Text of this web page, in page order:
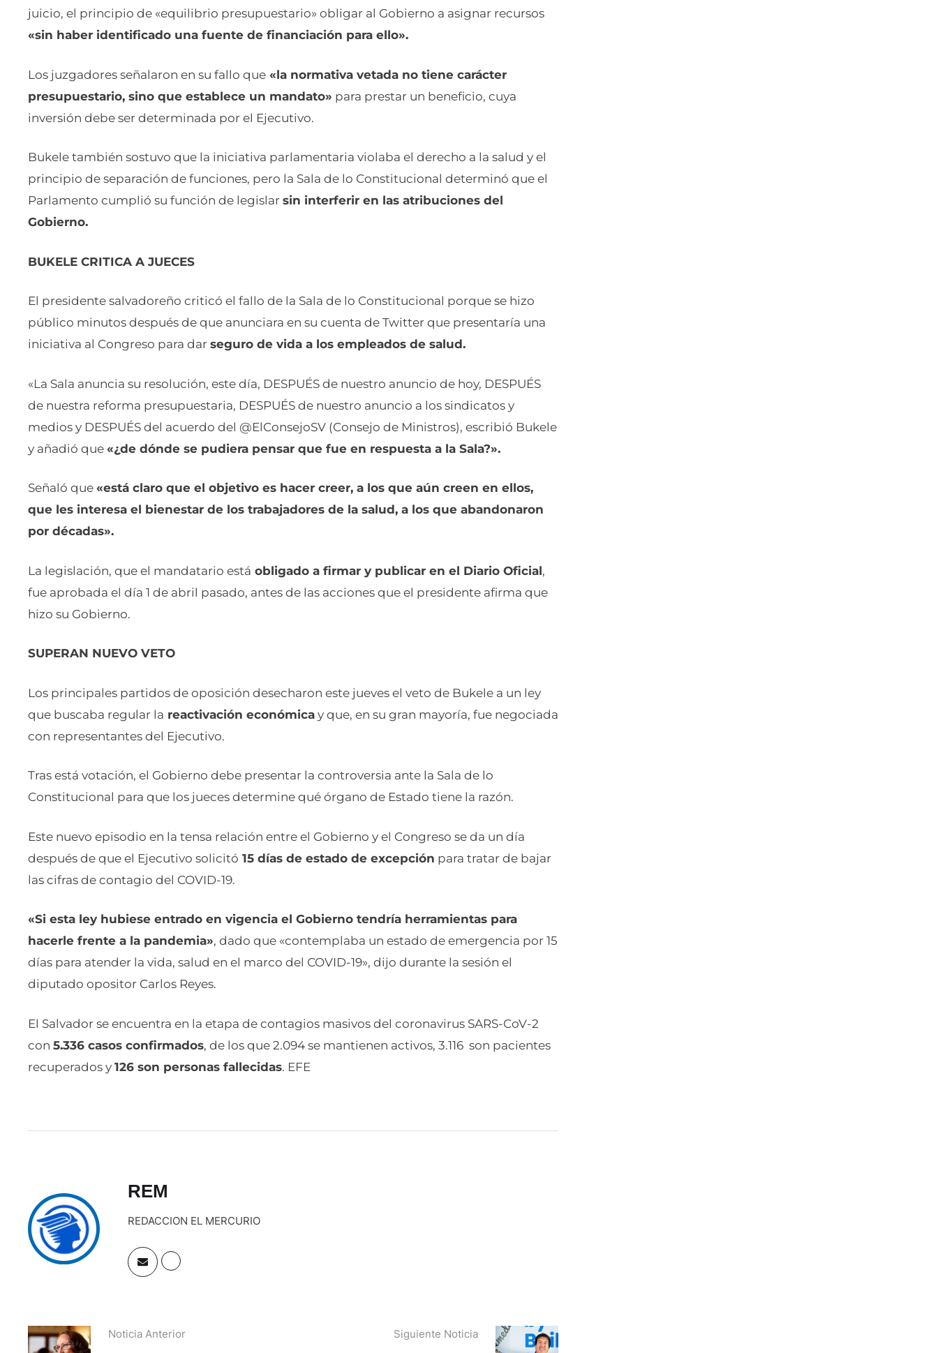
juicio, el principio de «equilibrio presupuestario» obligar al Gobierno a asignar recursos
«sin haber identificado una fuente de financiación para ello».
Los juzgadores señalaron en su fallo que «la normativa vetada no tiene carácter
presupuestario, sino que establece un mandato» para prestar un beneficio, cuya
inversión debe ser determinada por el Ejecutivo.
Bukele también sostuvo que la iniciativa parlamentaria violaba el derecho a la salud y el
principio de separación de funciones, pero la Sala de lo Constitucional determinó que el
Parlamento cumplió su función de legislar sin interferir en las atribuciones del
Gobierno.
BUKELE CRITICA A JUECES
El presidente salvadoreño criticó el fallo de la Sala de lo Constitucional porque se hizo
público minutos después de que anunciara en su cuenta de Twitter que presentaría una
iniciativa al Congreso para dar seguro de vida a los empleados de salud.
«La Sala anuncia su resolución, este día, DESPUÉS de nuestro anuncio de hoy, DESPUÉS
de nuestra reforma presupuestaria, DESPUÉS de nuestro anuncio a los sindicatos y
medios y DESPUÉS del acuerdo del @ElConsejoSV (Consejo de Ministros), escribió Bukele
y añadió que «¿de dónde se pudiera pensar que fue en respuesta a la Sala?».
Señaló que «está claro que el objetivo es hacer creer, a los que aún creen en ellos,
que les interesa el bienestar de los trabajadores de la salud, a los que abandonaron
por décadas».
La legislación, que el mandatario está obligado a firmar y publicar en el Diario Oficial,
fue aprobada el día 1 de abril pasado, antes de las acciones que el presidente afirma que
hizo su Gobierno.
SUPERAN NUEVO VETO
Los principales partidos de oposición desecharon este jueves el veto de Bukele a un ley
que buscaba regular la reactivación económica y que, en su gran mayoría, fue negociada
con representantes del Ejecutivo.
Tras está votación, el Gobierno debe presentar la controversia ante la Sala de lo
Constitucional para que los jueces determine qué órgano de Estado tiene la razón.
Este nuevo episodio en la tensa relación entre el Gobierno y el Congreso se da un día
después de que el Ejecutivo solicitó 15 días de estado de excepción para tratar de bajar
las cifras de contagio del COVID-19.
«Si esta ley hubiese entrado en vigencia el Gobierno tendría herramientas para
hacerle frente a la pandemia», dado que «contemplaba un estado de emergencia por 15
días para atender la vida, salud en el marco del COVID-19», dijo durante la sesión el
diputado opositor Carlos Reyes.
El Salvador se encuentra en la etapa de contagios masivos del coronavirus SARS-CoV-2
con 5.336 casos confirmados, de los que 2.094 se mantienen activos, 3.116 son pacientes
recuperados y 126 son personas fallecidas. EFE
REM
REDACCION EL MERCURIO
Noticia Anterior Siguiente Noticia